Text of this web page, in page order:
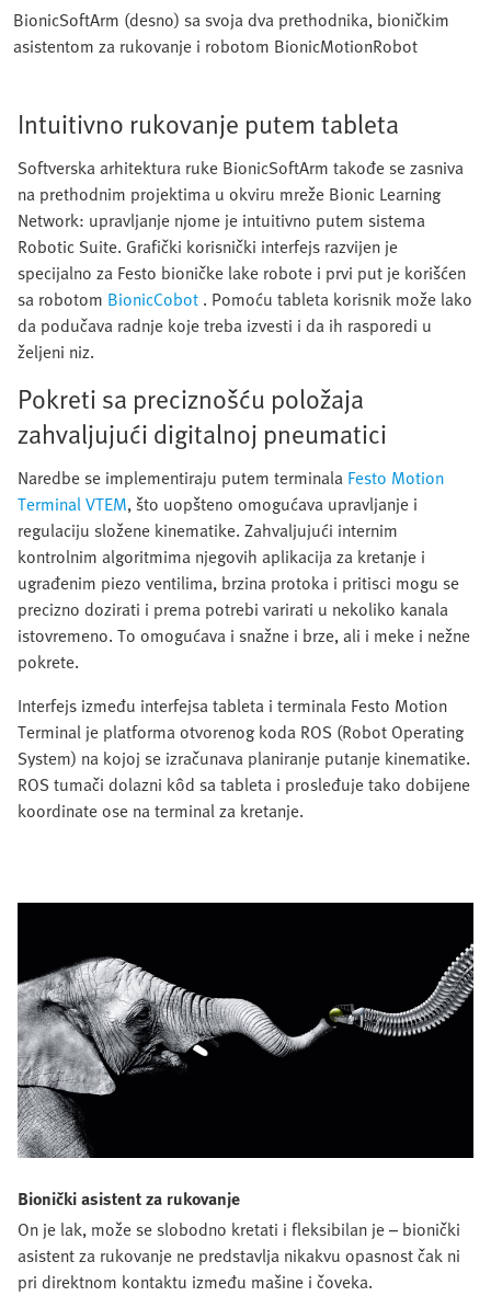
BionicSoftArm (desno) sa svoja dva prethodnika, bioničkim
asistentom za rukovanje i robotom BionicMotionRobot
Intuitivno rukovanje putem tableta
Softverska arhitektura ruke BionicSoftArm takođe se zasniva
na prethodnim projektima u okviru mreže Bionic Learning
Network: upravljanje njome je intuitivno putem sistema
Robotic Suite. Grafički korisnički interfejs razvijen je
specijalno za Festo bioničke lake robote i prvi put je korišćen
sa robotom BionicCobot . Pomoću tableta korisnik može lako
da podučava radnje koje treba izvesti i da ih rasporedi u
željeni niz.
Pokreti sa preciznošću položaja
zahvaljujući digitalnoj pneumatici
Naredbe se implementiraju putem terminala Festo Motion
Terminal VTEM, što uopšteno omogućava upravljanje i
regulaciju složene kinematike. Zahvaljujući internim
kontrolnim algoritmima njegovih aplikacija za kretanje i
ugrađenim piezo ventilima, brzina protoka i pritisci mogu se
precizno dozirati i prema potrebi varirati u nekoliko kanala
istovremeno. To omogućava i snažne i brze, ali i meke i nežne
pokrete.
Interfejs između interfejsa tableta i terminala Festo Motion
Terminal je platforma otvorenog koda ROS (Robot Operating
System) na kojoj se izračunava planiranje putanje kinematike.
ROS tumači dolazni kôd sa tableta i prosleđuje tako dobijene
koordinate ose na terminal za kretanje.
Bionički asistent za rukovanje
On je lak, može se slobodno kretati i fleksibilan je – bionički
asistent za rukovanje ne predstavlja nikakvu opasnost čak ni
pri direktnom kontaktu između mašine i čoveka.